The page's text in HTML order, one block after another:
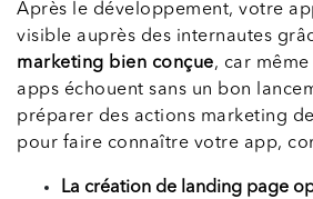
Après le développement, votre
visible auprès des internautes
marketing bien conçue, car
apps échouent sans un bon
préparer des actions marketing
pour faire connaître votre app,
La création de landing page